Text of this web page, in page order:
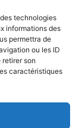
technologies
informations des
permettra de
ou les ID
retirer son
caractéristiques
– Données
–